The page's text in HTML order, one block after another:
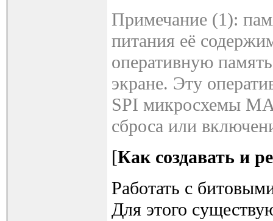
Примечание (1):
питания её
оперативную
экране. Эту
SPI микросхемы
сброса или
[Как создавать и
Работать с
Для этого